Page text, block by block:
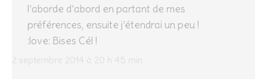
2 septembre 2014 à 20 h 45 min
l’aborde d’abord en partant de mes
préférences, ensuite j’étendrai un peu !
:love: Bises Cél !